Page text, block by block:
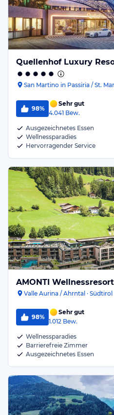
Quellenhof Luxury
San Martino in Passiria / St.
98%
Sehr gut
4.041 Bew.
Ausgezeichnetes Essen
Wellnessparadies
Hervorragender Service
AMONTI Wellnessresort
Valle Aurina / Ahrntal · Südtirol
98%
Sehr gut
1.012 Bew.
Wellnessparadies
Barrierefreie Zimmer
Ausgezeichnetes Essen